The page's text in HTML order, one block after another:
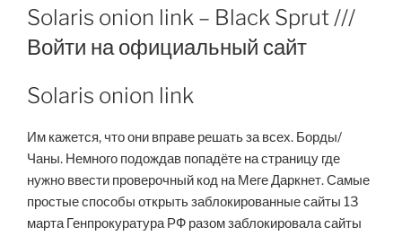
ON
Solaris onion link – Black Sprut ///
Войти на официальный сайт
Solaris onion link
Им кажется, что они вправе решать за всех. Борды/
Чаны. Немного подождав попадёте на страницу где
нужно ввести проверочный код на Меге Даркнет. Самые
простые способы открыть заблокированные сайты 13
марта Генпрокуратура РФ разом заблокировала сайты